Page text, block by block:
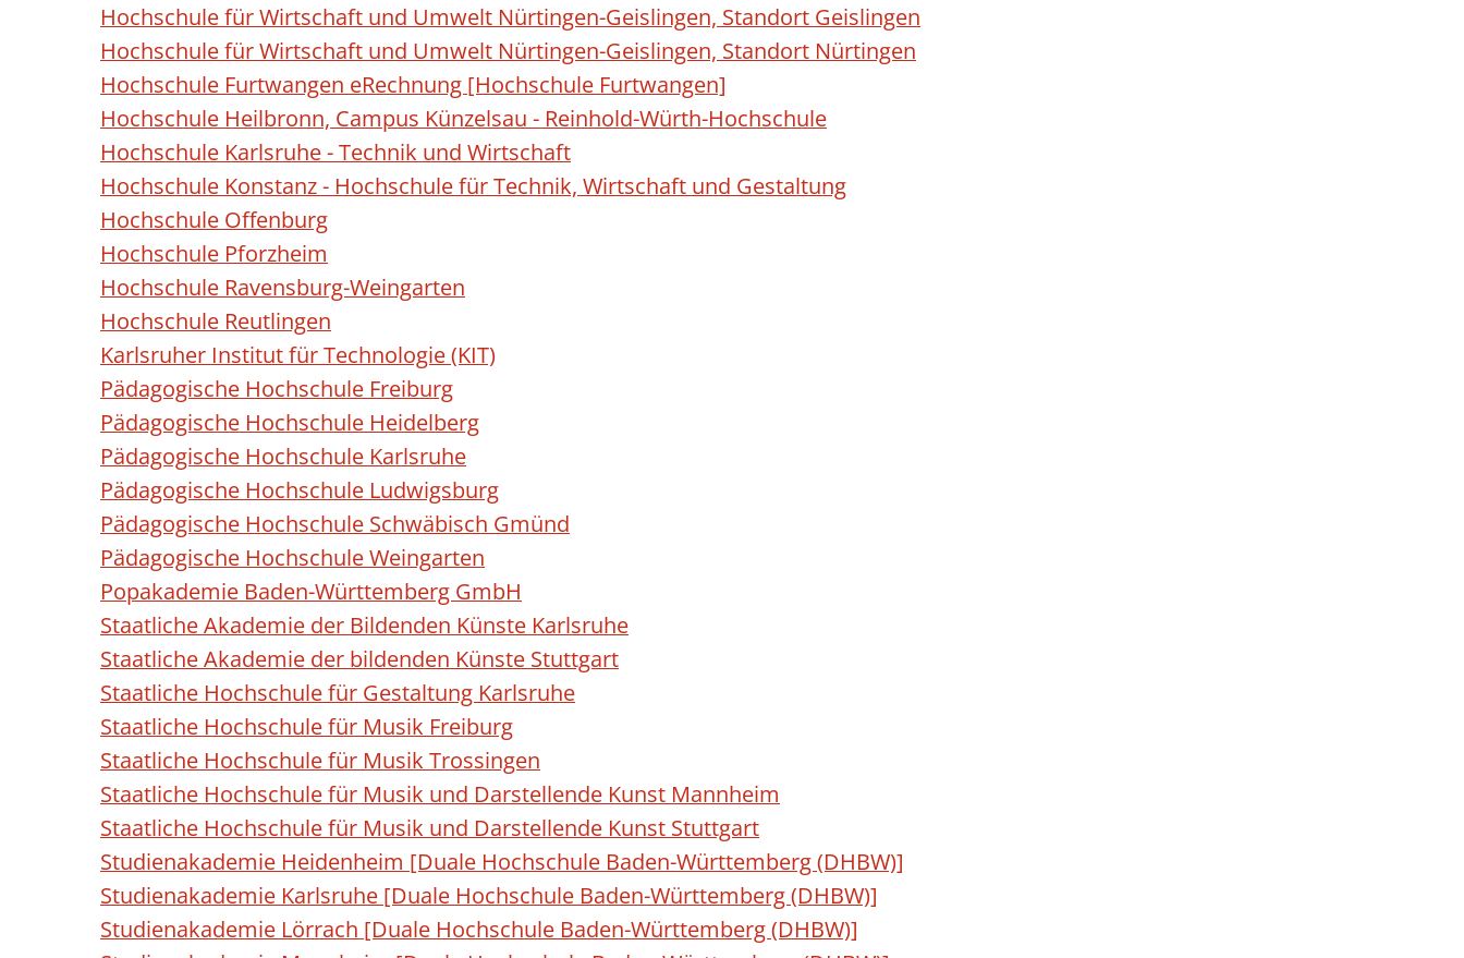
Hochschule für Wirtschaft und Umwelt Nürtingen-Geislingen, Standort Geislingen
Hochschule für Wirtschaft und Umwelt Nürtingen-Geislingen, Standort Nürtingen
Hochschule Furtwangen eRechnung [Hochschule Furtwangen]
Hochschule Heilbronn, Campus Künzelsau - Reinhold-Würth-Hochschule
Hochschule Karlsruhe - Technik und Wirtschaft
Hochschule Konstanz - Hochschule für Technik, Wirtschaft und Gestaltung
Hochschule Offenburg
Hochschule Pforzheim
Hochschule Ravensburg-Weingarten
Hochschule Reutlingen
Karlsruher Institut für Technologie (KIT)
Pädagogische Hochschule Freiburg
Pädagogische Hochschule Heidelberg
Pädagogische Hochschule Karlsruhe
Pädagogische Hochschule Ludwigsburg
Pädagogische Hochschule Schwäbisch Gmünd
Pädagogische Hochschule Weingarten
Popakademie Baden-Württemberg GmbH
Staatliche Akademie der Bildenden Künste Karlsruhe
Staatliche Akademie der bildenden Künste Stuttgart
Staatliche Hochschule für Gestaltung Karlsruhe
Staatliche Hochschule für Musik Freiburg
Staatliche Hochschule für Musik Trossingen
Staatliche Hochschule für Musik und Darstellende Kunst Mannheim
Staatliche Hochschule für Musik und Darstellende Kunst Stuttgart
Studienakademie Heidenheim [Duale Hochschule Baden-Württemberg (DHBW)]
Studienakademie Karlsruhe [Duale Hochschule Baden-Württemberg (DHBW)]
Studienakademie Lörrach [Duale Hochschule Baden-Württemberg (DHBW)]